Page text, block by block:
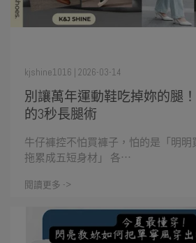
別讓萬年運動鞋吃掉妳的腿
的3秒長腿術
kjshine1016 | 2026-03-14
牛仔褲控不怕買褲子，怕的是「明明
拖累成五短身材」 各⋯
閱讀更多 ->